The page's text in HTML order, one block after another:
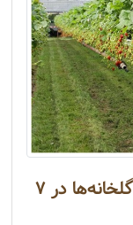
رونق صادرات با افزایش ۵ برابری گلخانه‌ها در ۷